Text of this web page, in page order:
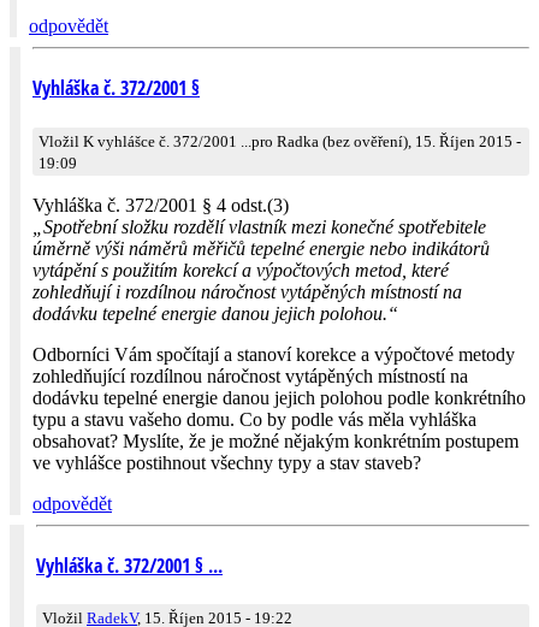
odpovědět
Vyhláška č. 372/2001 §
Vložil K vyhlášce č. 372/2001 ...pro Radka (bez ověření), 15. Říjen 2015 -
19:09
Vyhláška č. 372/2001 § 4 odst.(3)
„Spotřební složku rozdělí vlastník mezi konečné spotřebitele
úměrně výši náměrů měřičů tepelné energie nebo indikátorů
vytápění s použitím korekcí a výpočtových metod, které
zohledňují i rozdílnou náročnost vytápěných místností na
dodávku tepelné energie danou jejich polohou.“
Odborníci Vám spočítají a stanoví korekce a výpočtové metody
zohledňující rozdílnou náročnost vytápěných místností na
dodávku tepelné energie danou jejich polohou podle konkrétního
typu a stavu vašeho domu. Co by podle vás měla vyhláška
obsahovat? Myslíte, že je možné nějakým konkrétním postupem
ve vyhlášce postihnout všechny typy a stav staveb?
odpovědět
Vyhláška č. 372/2001 § ...
Vložil RadekV, 15. Říjen 2015 - 19:22